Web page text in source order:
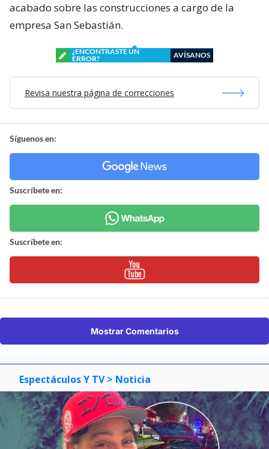
acabado sobre las construcciones a cargo de la
empresa San Sebastián.
¿ENCONTRASTE UN
ERROR?
AVÍSANOS
Revisa nuestra página de correcciones
Síguenos en:
Suscríbete en:
Suscríbete en:
Mostrar Comentarios
Espectáculos Y TV > Noticia